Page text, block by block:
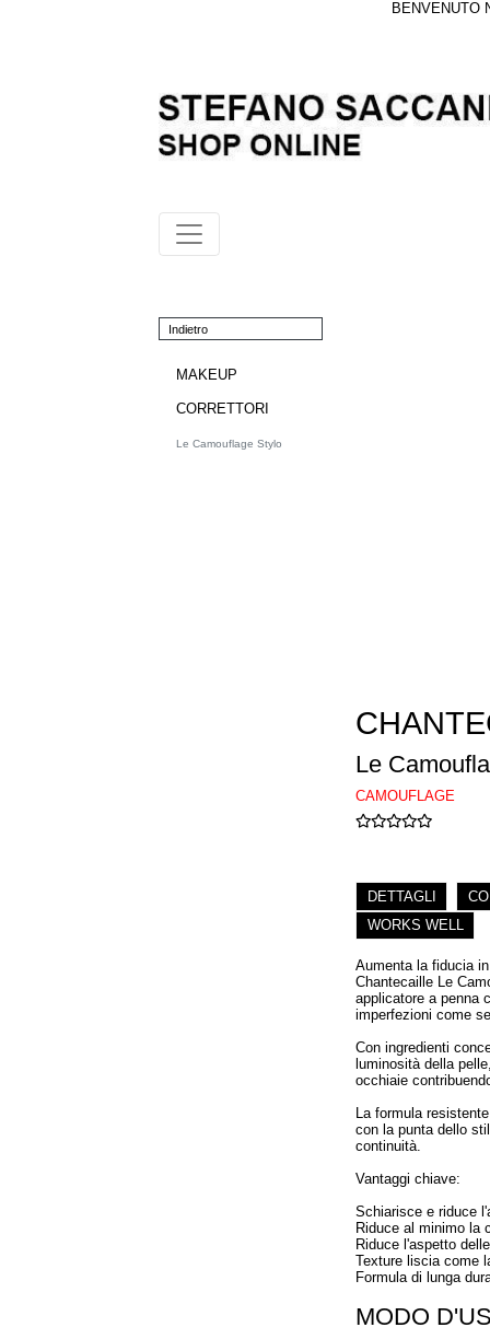
BENVENUTO
Indietro
MAKEUP
CORRETTORI
Le Camouflage Stylo
Le
CAMOUFLAGE
DETTAGLI
WORKS WELL
Aumenta la fiducia
Chantecaille Le
applicatore a penna
imperfezioni come
Con ingredienti
luminosità della
occhiaie
La formula
con la punta dello
continuità.
Vantaggi chiave:
Schiarisce e riduce
Riduce al minimo la
Riduce l'aspetto
Texture liscia come
Formula di lunga
MODO